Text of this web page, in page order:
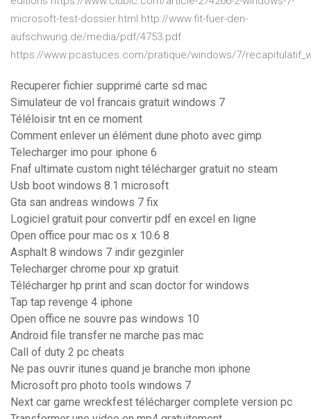
microsoft-test-dossier.html http://www.fit-fuer-den-
aufschwung.de/media/pdf/4753.pdf
https://www.pcastuces.com/pratique/windows/7/
Recuperer fichier supprimé carte sd mac
Simulateur de vol francais gratuit windows 7
Téléloisir tnt en ce moment
Comment enlever un élément dune photo avec gimp
Telecharger imo pour iphone 6
Fnaf ultimate custom night télécharger gratuit no steam
Usb boot windows 8.1 microsoft
Gta san andreas windows 7 fix
Logiciel gratuit pour convertir pdf en excel en ligne
Open office pour mac os x 10.6 8
Asphalt 8 windows 7 indir gezginler
Telecharger chrome pour xp gratuit
Télécharger hp print and scan doctor for windows
Tap tap revenge 4 iphone
Open office ne souvre pas windows 10
Android file transfer ne marche pas mac
Call of duty 2 pc cheats
Ne pas ouvrir itunes quand je branche mon iphone
Microsoft pro photo tools windows 7
Next car game wreckfest télécharger complete version pc